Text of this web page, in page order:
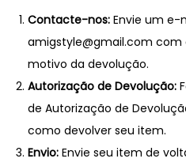
Contacte-nos: Envie um e-
amigstyle@gmail.com com
motivo da devolução.
Autorização de Devolução:
de Autorização de
como devolver seu item.
Envio: Envie seu item de